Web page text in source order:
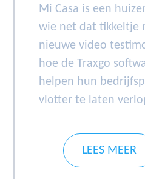
Mi Casa is een
wie net dat tikkeltje
nieuwe video
hoe de Traxgo
helpen hun
vlotter te laten
LEES MEER